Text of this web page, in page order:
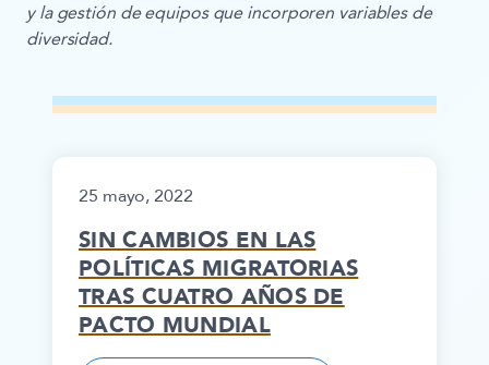
y la gestión de equipos que incorporen variables de
diversidad.
25 mayo, 2022
SIN CAMBIOS EN LAS
POLÍTICAS MIGRATORIAS
TRAS CUATRO AÑOS DE
PACTO MUNDIAL